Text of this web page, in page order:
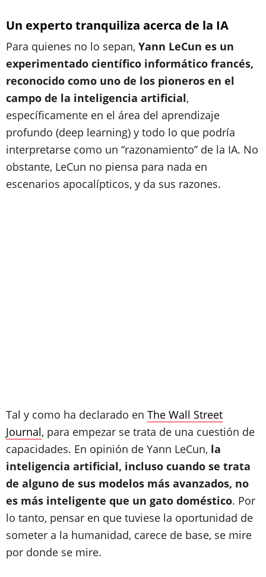
Un experto tranquiliza acerca de la IA
Para quienes no lo sepan, Yann LeCun es un
experimentado científico informático francés,
reconocido como uno de los pioneros en el
campo de la inteligencia artificial,
específicamente en el área del aprendizaje
profundo (deep learning) y todo lo que podría
interpretarse como un “razonamiento” de la IA. No
obstante, LeCun no piensa para nada en
escenarios apocalípticos, y da sus razones.
Tal y como ha declarado en The Wall Street
Journal, para empezar se trata de una cuestión de
capacidades. En opinión de Yann LeCun, la
inteligencia artificial, incluso cuando se trata
de alguno de sus modelos más avanzados, no
es más inteligente que un gato doméstico. Por
lo tanto, pensar en que tuviese la oportunidad de
someter a la humanidad, carece de base, se mire
por donde se mire.